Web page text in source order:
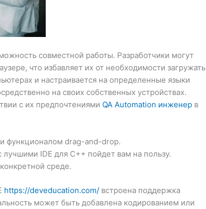
совместной работы. Разработчики могут
что избавляет их от необходимости загружать
и настраивается на определенные языки
на своих собственных устройствах.
с их предпочтениями QA Automation инженер в
функционалом drag-and-drop.
IDE для C++ пойдет вам на пользу.
среде.
https://deveducation.com/ встроена поддержка
может быть добавлена ​​кодированием или